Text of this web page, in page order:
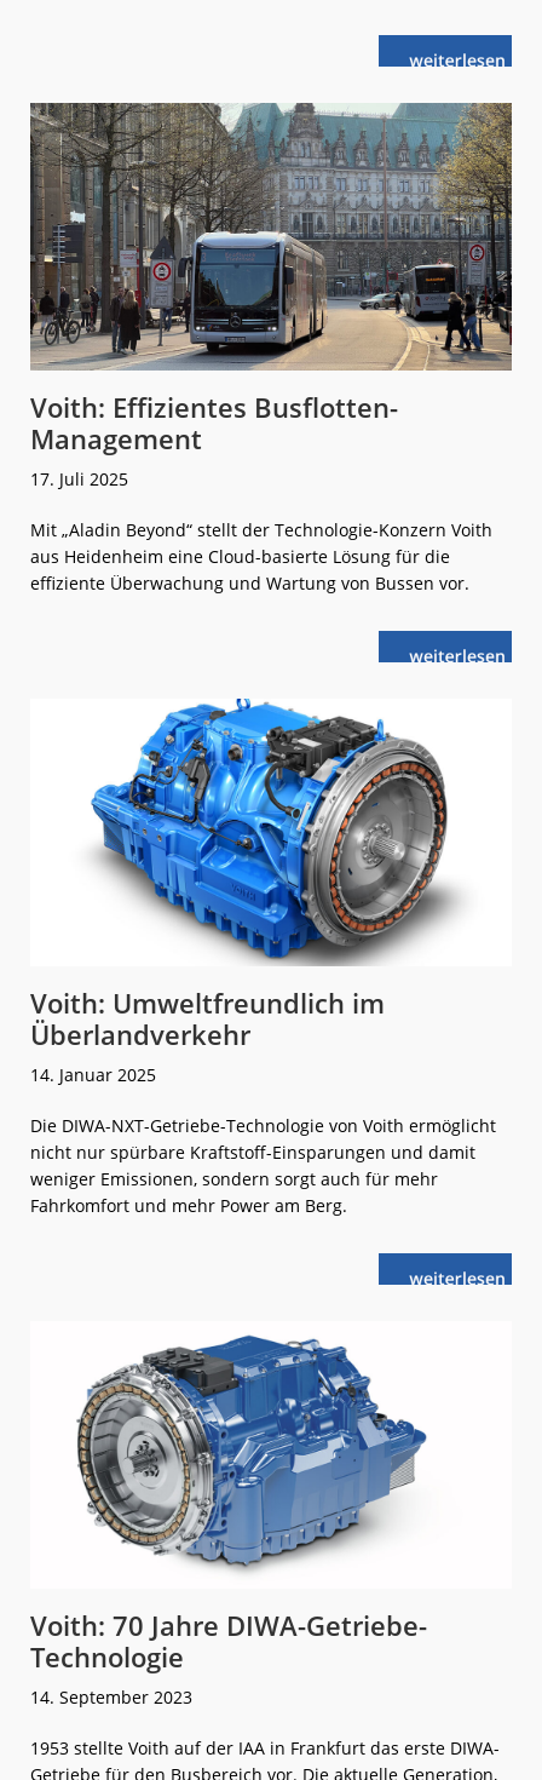
weiterlese
nAllison
Elektro
rein
Voith: Effizientes Busflotten-
Management
17. Juli 2025
Mit „Aladin Beyond“ stellt der Technologie-Konzern Voith
aus Heidenheim eine Cloud-basierte Lösung für die
effiziente Überwachung und Wartung von Bussen vor.
weiterlese
nVoith:
Voith: Umweltfreundlich im
Überlandverkehr
14. Januar 2025
Die DIWA-NXT-Getriebe-Technologie von Voith ermöglicht
nicht nur spürbare Kraftstoff-Einsparungen und damit
weniger Emissionen, sondern sorgt auch für mehr
Fahrkomfort und mehr Power am Berg.
weiterlese
nVoith:
Voith: 70 Jahre DIWA-Getriebe-
Technologie
14. September 2023
1953 stellte Voith auf der IAA in Frankfurt das erste DIWA-
Getriebe für den Busbereich vor. Die aktuelle Generation,